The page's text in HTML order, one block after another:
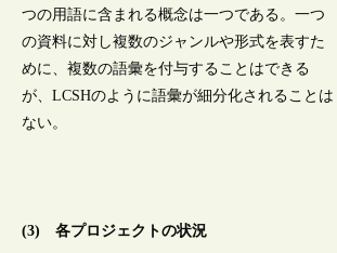
つの用語に含まれる概念は一つである。一つ
の資料に対し複数のジャンルや形式を表すた
めに、複数の語彙を付与することはできる
が、LCSHのように語彙が細分化されることは
ない。
(3) 各プロジェクトの状況